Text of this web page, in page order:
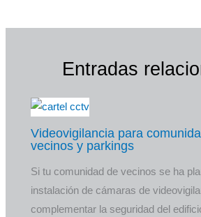
Entradas
Videovigilancia para
vecinos y parkings
Si tu comunidad de vecinos se ha
instalación de cámaras de
complementar la seguridad del